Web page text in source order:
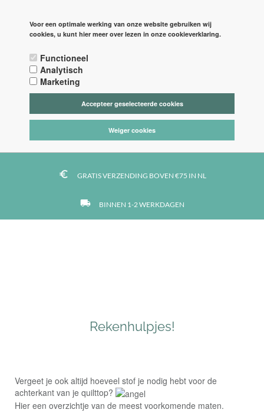
tag_faces DE LEUKSTE STOFFEN
euro_symbol GRATIS VERZENDING BOVEN €75 IN NL
local_shipping BINNEN 1-2 WERKDAGEN
Rekenhulpjes!
Vergeet je ook altijd hoeveel stof je nodig hebt voor de
achterkant van je quilttop?
Hier een overzichtje van de meest voorkomende maten.
Voor een optimale werking van onze website gebruiken wij
cookies, u kunt hier meer over lezen in onze cookieverklaring.
Functioneel
Analytisch
Marketing
Accepteer geselecteerde cookies
Weiger cookies